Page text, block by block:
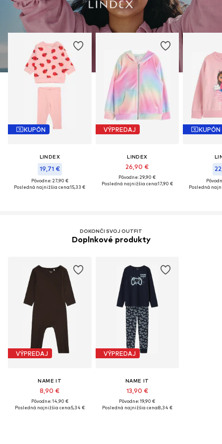
KUPÓN
LINDEX
19,71 €
Pôvodne: 27,90 €
Posledná najnižšia cena:15,33 €
VÝPREDAJ
LINDEX
26,90 €
Pôvodne: 29,90 €
Posledná najnižšia cena:17,90 €
KUPÓN
Posledná
DOKONČI SVOJ OUTFIT
Doplnkové produkty
VÝPREDAJ
NAME IT
8,90 €
Pôvodne: 14,90 €
Posledná najnižšia cena:5,34 €
VÝPREDAJ
NAME IT
13,90 €
Pôvodne: 19,90 €
Posledná najnižšia cena:8,34 €